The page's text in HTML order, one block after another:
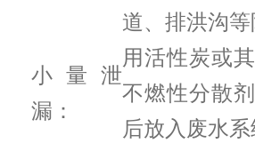
道、排洪沟等
小量泄
漏：
用活性炭或
不燃性分散
后放入废水系